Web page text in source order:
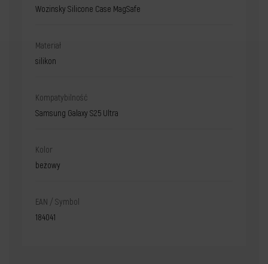
Wozinsky Silicone Case MagSafe
Materiał
silikon
Kompatybilność
Samsung Galaxy S25 Ultra
Kolor
beżowy
EAN / Symbol
184041